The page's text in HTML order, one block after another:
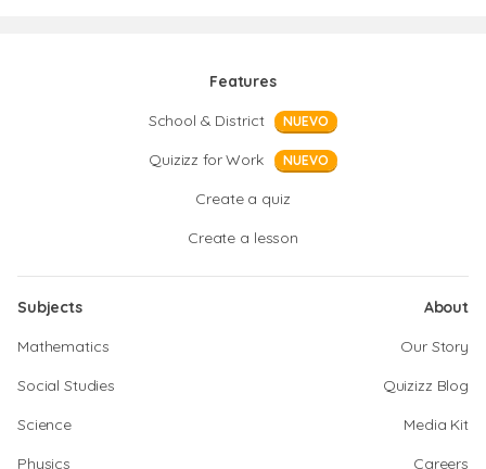
Features
School & District
NUEVO
Quizizz for Work NUEVO
Create a quiz
Create a lesson
Subjects
Mathematics
Social Studies
Science
Physics
About
Our Story
Quizizz Blog
Media Kit
Careers